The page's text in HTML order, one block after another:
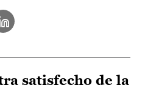
satisfecho de la